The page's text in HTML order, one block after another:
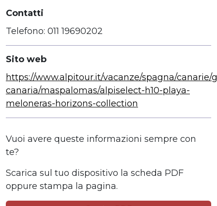
Contatti
Telefono: 011 19690202
Sito web
https://www.alpitour.it/vacanze/spagna/canarie/
canaria/maspalomas/alpiselect-h10-playa-
meloneras-horizons-collection
Vuoi avere queste informazioni sempre con
te?
Scarica sul tuo dispositivo la scheda PDF
oppure stampa la pagina.